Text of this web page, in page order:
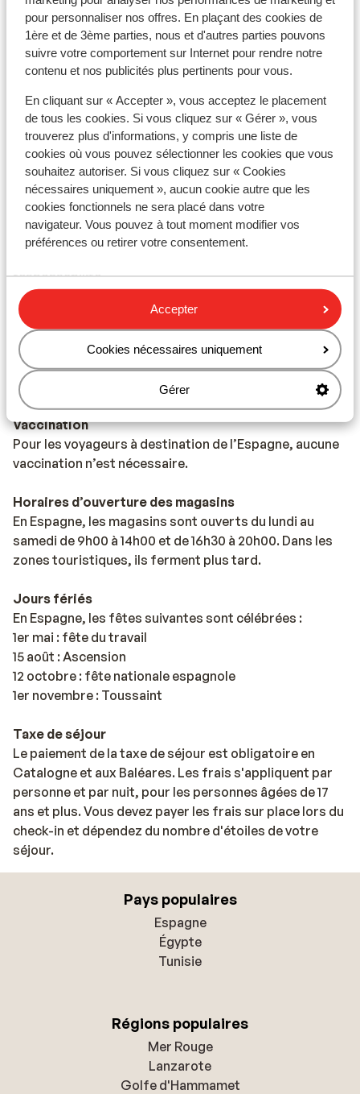
pour personnaliser nos offres. En plaçant des cookies de
1ère et de 3ème parties, nous et d'autres parties pouvons
suivre votre comportement sur Internet pour rendre notre
contenu et nos publicités plus pertinents pour vous.
En cliquant sur « Accepter », vous acceptez le placement
de tous les cookies. Si vous cliquez sur « Gérer », vous
trouverez plus d'informations, y compris une liste de
cookies où vous pouvez sélectionner les cookies que vous
souhaitez autoriser. Si vous cliquez sur « Cookies
nécessaires uniquement », aucun cookie autre que les
cookies fonctionnels ne sera placé dans votre
navigateur. Vous pouvez à tout moment modifier vos
préférences ou retirer votre consentement.
Accepter
Cookies nécessaires uniquement
Gérer
transformateur/adaptateur n'est pas nécessaire.
Alimentation
L'Espagne est connue pour les tapas, la paella et la
Numéro d’urgence
Le numéro d’urgence en Espagne pour les services de
police, d’ambulance et incendie est le 112.
Documents de voyage
Vous devez être en possession d’un passeport ou
d’une carte d’identité en cours de validité. Vos
responsabilité.
Attention : au moins des participants au séjour doit
être âgé de 18 ans ou plus.
Voyager avec les bons documents relève de votre
responsabilité. Sunweb ne peut en être tenu
responsable.
Vaccination
Pour les voyageurs à destination de l’Espagne, aucune
vaccination n’est nécessaire.
Horaires d’ouverture des magasins
En Espagne, les magasins sont ouverts du lundi au
samedi de 9h00 à 14h00 et de 16h30 à 20h00. Dans les
zones touristiques, ils ferment plus tard.
Jours fériés
En Espagne, les fêtes suivantes sont célébrées :
1er mai : fête du travail
15 août : Ascension
12 octobre : fête nationale espagnole
1er novembre : Toussaint
Taxe de séjour
Le paiement de la taxe de séjour est obligatoire en
Catalogne et aux Baléares. Les frais s'appliquent par
personne et par nuit, pour les personnes âgées de 17
ans et plus. Vous devez payer les frais sur place lors du
check-in et dépendez du nombre d'étoiles de votre
séjour.
Pays populaires
Espagne
Égypte
Tunisie
Régions populaires
Mer Rouge
Lanzarote
Golfe d'Hammamet